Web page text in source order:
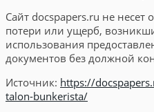
Сайт docspapers.ru не несет
потери или ущерб,
использования
документов без должной
Источник: https://
talon-bunkerista/